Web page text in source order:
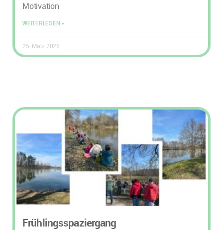
Motivation
WEITERLESEN »
25. März 2026
Frühlingsspaziergang